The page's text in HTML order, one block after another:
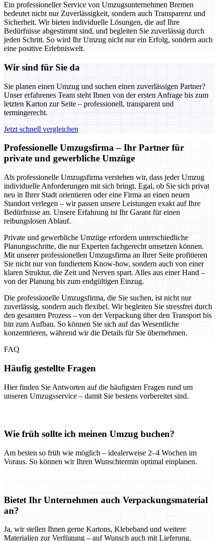
Ein professioneller Service von Umzugsunternehmen Bremen
bedeutet nicht nur Zuverlässigkeit, sondern auch Transparenz und
Sicherheit. Wir bieten individuelle Lösungen, die auf Ihre
Bedürfnisse abgestimmt sind, und begleiten Sie zuverlässig durch
jeden Schritt. So wird Ihr Umzug nicht nur ein Erfolg, sondern auch
eine positive Erlebniswelt.
Wir sind für Sie da
Sie planen einen Umzug und suchen einen zuverlässigen Partner?
Unser erfahrenes Team steht Ihnen von der ersten Anfrage bis zum
letzten Karton zur Seite – professionell, transparent und
termingerecht.
Jetzt schnell vergleichen
Professionelle Umzugsfirma – Ihr Partner für
private und gewerbliche Umzüge
Als professionelle Umzugsfirma verstehen wir, dass jeder Umzug
individuelle Anforderungen mit sich bringt. Egal, ob Sie sich privat
neu in Ihrer Stadt orientieren oder eine Firma an einen neuen
Standort verlegen – wir passen unsere Leistungen exakt auf Ihre
Bedürfnisse an. Unsere Erfahrung ist Ihr Garant für einen
reibungslosen Ablauf.
Private und gewerbliche Umzüge erfordern unterschiedliche
Planungsschritte, die nur Experten fachgerecht umsetzen können.
Mit unserer professionellen Umzugsfirma an Ihrer Seite profitieren
Sie nicht nur von fundiertem Know-how, sondern auch von einer
klaren Struktur, die Zeit und Nerven spart. Alles aus einer Hand –
von der Planung bis zum endgültigen Einzug.
Die professionelle Umzugsfirma, die Sie suchen, ist nicht nur
zuverlässig, sondern auch flexibel. Wir begleiten Sie stressfrei durch
den gesamten Prozess – von der Verpackung über den Transport bis
hin zum Aufbau. So können Sie sich auf das Wesentliche
konzentrieren, während wir die Details für Sie übernehmen.
FAQ
Häufig gestellte Fragen
Hier finden Sie Antworten auf die häufigsten Fragen rund um
unseren Umzugsservice – damit Sie bestens vorbereitet sind.
Wie früh sollte ich meinen Umzug buchen?
Am besten so früh wie möglich – idealerweise 2–4 Wochen im
Voraus. So können wir Ihren Wunschtermin optimal einplanen.
Bietet Ihr Unternehmen auch Verpackungsmaterial
an?
Ja, wir stellen Ihnen gerne Kartons, Klebeband und weitere
Materialien zur Verfügung – auf Wunsch auch mit Lieferung.